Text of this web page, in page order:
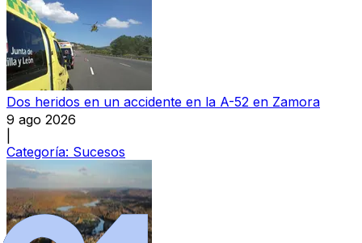
Dos heridos en un accidente en la A-52 en Zamora
9 ago 2026
Categoría: Sucesos